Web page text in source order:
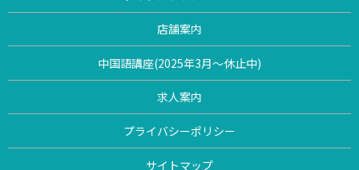
店舗案内
中国語講座(2025年3月〜休止中)
求人案内
プライバシーポリシー
サイトマップ